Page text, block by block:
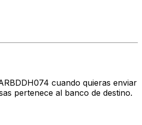
cuando quieras enviar
pertenece al banco de destino.